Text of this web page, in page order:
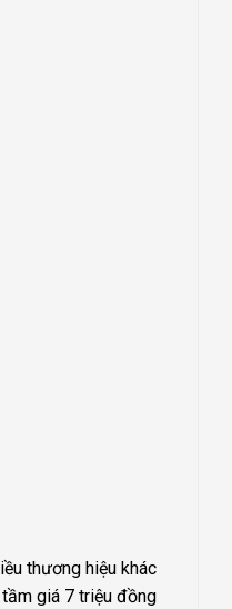
thương hiệu khác
giá 7 triệu đồng